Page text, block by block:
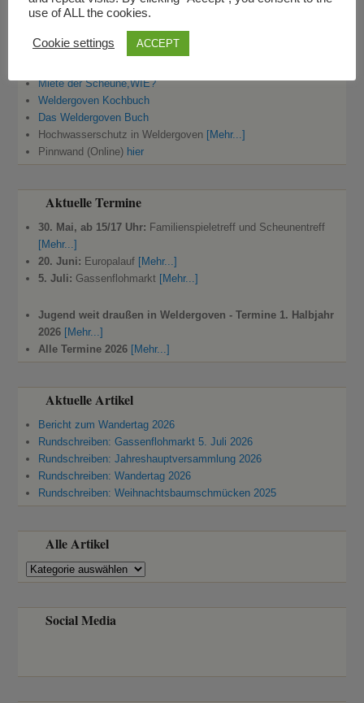
Werde Mitglied der IGW :-)
Aktuelles Thema
Miete der Scheune,WIE?
Weldergoven Kochbuch
Das Weldergoven Buch
Hochwasserschutz in Weldergoven [Mehr...]
Pinnwand (Online) hier
Aktuelle Termine
30. Mai, ab 15/17 Uhr: Familienspieletreff und Scheunentreff
[Mehr...]
20. Juni: Europalauf [Mehr...]
5. Juli: Gassenflohmarkt [Mehr...]
Jugend weit draußen in Weldergoven - Termine 1. Halbjahr
2026 [Mehr...]
Alle Termine 2026 [Mehr...]
Aktuelle Artikel
Bericht zum Wandertag 2026
Rundschreiben: Gassenflohmarkt 5. Juli 2026
Rundschreiben: Jahreshauptversammlung 2026
Rundschreiben: Wandertag 2026
Rundschreiben: Weihnachtsbaumschmücken 2025
Alle Artikel
Alle
Artikel
Social Media
use of ALL the cookies.
Cookie settings ACCEPT